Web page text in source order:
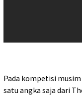
Pada kompetisi
satu angka saja dari